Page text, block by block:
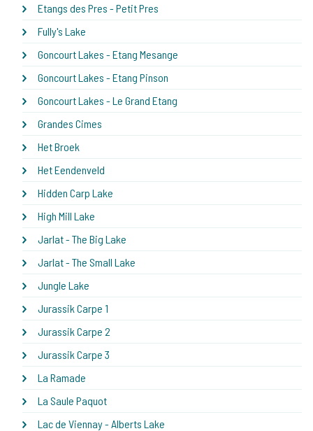
Etangs des Pres - Petit Pres
Fully's Lake
Goncourt Lakes - Etang Mesange
Goncourt Lakes - Etang Pinson
Goncourt Lakes - Le Grand Etang
Grandes Cimes
Het Broek
Het Eendenveld
Hidden Carp Lake
High Mill Lake
Jarlat - The Big Lake
Jarlat - The Small Lake
Jungle Lake
Jurassik Carpe 1
Jurassik Carpe 2
Jurassik Carpe 3
La Ramade
La Saule Paquot
Lac de Viennay - Alberts Lake